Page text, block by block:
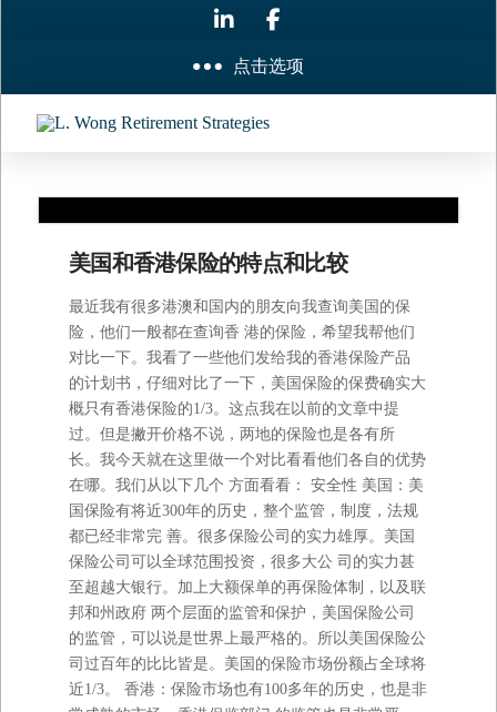
点击选项
美国和香港保险的特点和比较
最近我有很多港澳和国内的朋友向我查询美国的保
险，他们一般都在查询香 港的保险，希望我帮他们
对比一下。我看了一些他们发给我的香港保险产品
的计划书，仔细对比了一下，美国保险的保费确实大
概只有香港保险的1/3。这点我在以前的文章中提
过。但是撇开价格不说，两地的保险也是各有所
长。我今天就在这里做一个对比看看他们各自的优势
在哪。我们从以下几个 方面看看： 安全性 美国：美
国保险有将近300年的历史，整个监管，制度，法规
都已经非常完 善。很多保险公司的实力雄厚。美国
保险公司可以全球范围投资，很多大公 司的实力甚
至超越大银行。加上大额保单的再保险体制，以及联
邦和州政府 两个层面的监管和保护，美国保险公司
的监管，可以说是世界上最严格的。所以美国保险公
司过百年的比比皆是。美国的保险市场份额占全球将
近1/3。 香港：保险市场也有100多年的历史，也是非